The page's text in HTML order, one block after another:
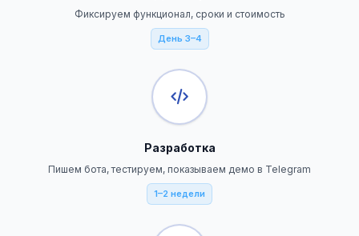
Фиксируем функционал, сроки и стоимость
День 3–4
Разработка
Пишем бота, тестируем, показываем демо в Telegram
1–2 недели